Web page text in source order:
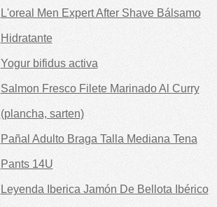
L'oreal Men Expert After Shave Bálsamo
Hidratante
Yogur bifidus activa
Salmon Fresco Filete Marinado Al Curry
(plancha, sarten)
Pañal Adulto Braga Talla Mediana Tena
Pants 14U
Leyenda Iberica Jamón De Bellota Ibérico